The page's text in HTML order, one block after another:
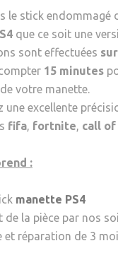
le stick endommagé
que ce soit une
sont effectuées
15 minutes
de votre manette.
une excellente
fifa fortnite call
:
manette PS4
de la pièce par nos
et réparation de 3